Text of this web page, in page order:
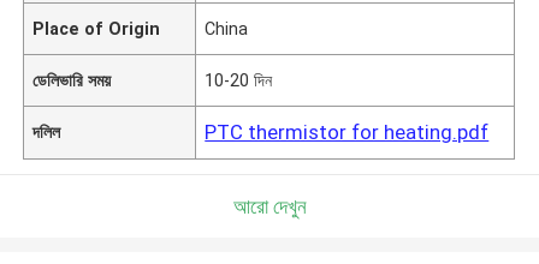
Place of Origin China
ডেলিভারি সময় 10-20 দিন
দলিল PTC thermistor for heating.pdf
আরো দেখুন